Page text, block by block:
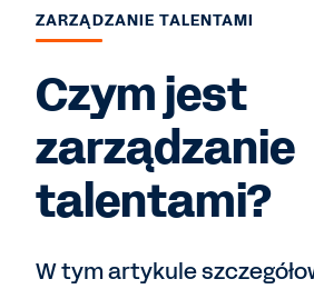
ZARZĄDZANIE TALENTAMI
Czym jest
zarządzanie
talentami?
W tym artykule